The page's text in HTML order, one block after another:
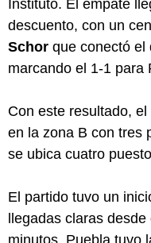
Instituto. El empate
descuento, con un
Schor que conectó el
marcando el 1-1 para
Con este resultado, el
en la zona B con tres
se ubica cuatro
El partido tuvo un
llegadas claras
minutos, Puebla tuvo